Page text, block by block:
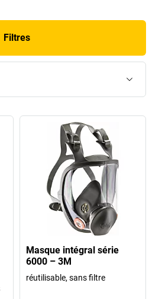
seule chose. Votre vie.»
et chaque jour, quelques 8100
des produits 3M. Il n'est
de produits de ce groupe couvre
de la vie, le monde du travail, la
et procure protection, sécurité et
aux lunettes de protection en
et bien d'autres choses
US investis chaque année dans
vous pouvez vous réjouir
que 3M a offrira à l'avenir.
vous convaincre de la qualité
une ample sélection dans
beaucoup de plaisir à les
découvrir!
Filtres
Masque intégral série
6000 – 3M
réutilisable, sans filtre